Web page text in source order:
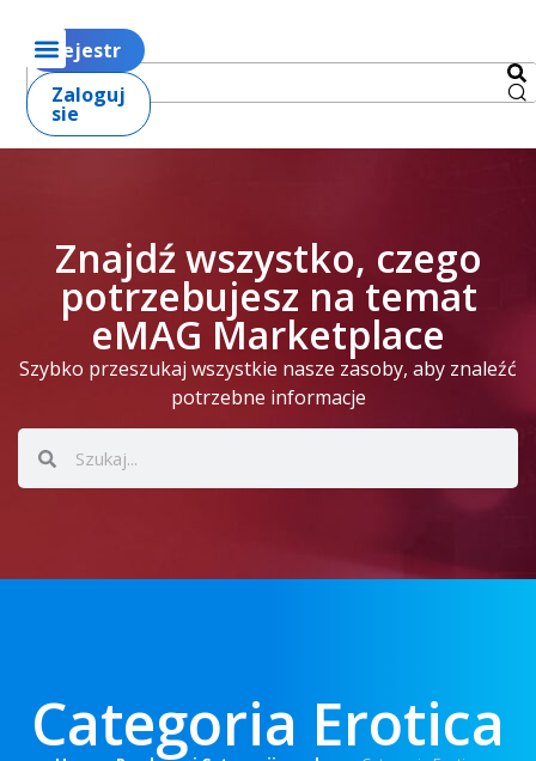
Rejestr
Zaloguj
sie
Znajdź wszystko, czego
potrzebujesz na temat
eMAG Marketplace
Szybko przeszukaj wszystkie nasze zasoby, aby znaleźć
potrzebne informacje
Categoria Erotica